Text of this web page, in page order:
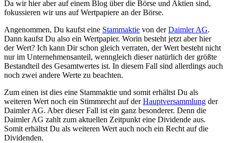
Da wir hier aber auf einem Blog über die Börse und Aktien sind,
fokussieren wir uns auf Wertpapiere an der Börse.
Angenommen, Du kaufst eine Stammaktie von derDaimler AG.
Dann kaufst Du also ein Wertpapier. Worin besteht jetzt aber hier
der Wert? Ich kann Dir schon gleich verraten, der Wert besteht nicht
nur im Unternehmensanteil, wenngleich dieser natürlich der größte
Bestandteil des Gesamtwertes ist. In diesem Fall sind allerdings auch
noch zwei andere Werte zu beachten.
Zum einen ist dies eine Stammaktie und somit erhältst Du als
weiteren Wert noch ein Stimmrecht auf derHauptversammlung der
Daimler AG. Aber dieser Fall ist ein ganz besonderer. Denn die
Daimler AG zahlt zum aktuellen Zeitpunkt eine Dividende aus.
Somit erhältst Du als weiteren Wert auch noch ein Recht auf die
Dividenden.